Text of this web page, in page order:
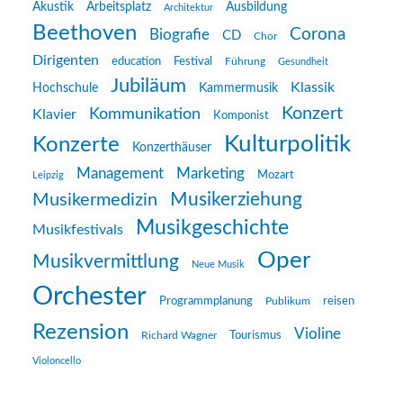
Akustik Arbeitsplatz Architektur Ausbildung
Beethoven Biografie CD Chor Corona
Dirigenten education Festival Führung Gesundheit
Hochschule Jubiläum Kammermusik
Klassik
Klavier
Kommunikation Komponist Konzert
Konzerte Konzerthäuser Kulturpolitik
Leipzig Management Marketing Mozart
Musikermedizin Musikerziehung
Musikfestivals Musikgeschichte
Musikvermittlung Neue Musik Oper
Orchester Programmplanung Publikum reisen
Rezension Richard Wagner Tourismus Violine
Violoncello